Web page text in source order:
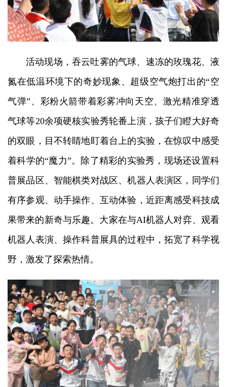
活动现场，吞云吐雾的气球、速冻的玫瑰花、液
氮在低温环境下的奇妙现象、超级空气炮打出的“空
气弹”、彩粉火箭带着彩雾冲向天空、激光精准穿透
气球等20余项硬核实验秀轮番上演，孩子们瞪大好奇
的双眼，目不转睛地盯着台上的实验，在惊叹中感受
着科学的“魔力”。除了精彩的实验秀，现场还设置科
普展品区、智能棋类对战区、机器人表演区，同学们
有序参观、动手操作、互动体验，近距离感受科技成
果带来的新奇与乐趣。大家在与AI机器人对弈、观看
机器人表演、操作科普展具的过程中，拓宽了科学视
野，激发了探索热情。